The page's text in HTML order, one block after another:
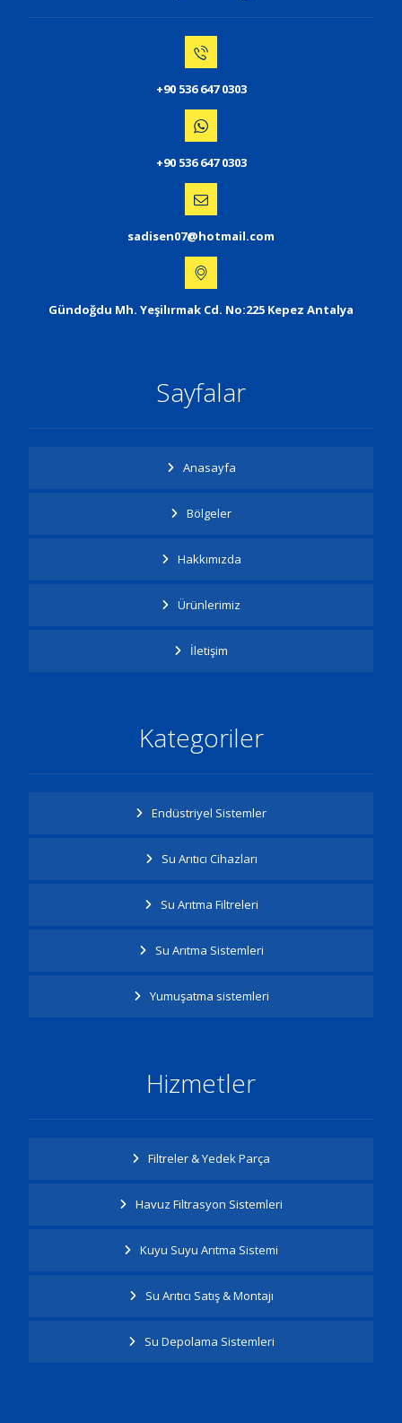
+90 536 647 0303
+90 536 647 0303
sadisen07@hotmail.com
Gündoğdu Mh. Yeşilırmak Cd. No:225 Kepez Antalya
Sayfalar
Anasayfa
Bölgeler
Hakkımızda
Ürünlerimiz
İletişim
Kategoriler
Endüstriyel Sistemler
Su Arıtıcı Cihazları
Su Arıtma Filtreleri
Su Arıtma Sistemleri
Yumuşatma sistemleri
Hizmetler
Filtreler & Yedek Parça
Havuz Filtrasyon Sistemleri
Kuyu Suyu Arıtma Sistemi
Su Arıtıcı Satış & Montajı
Su Depolama Sistemleri